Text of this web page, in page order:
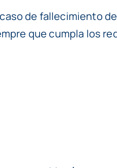
de fallecimiento
que cumpla los